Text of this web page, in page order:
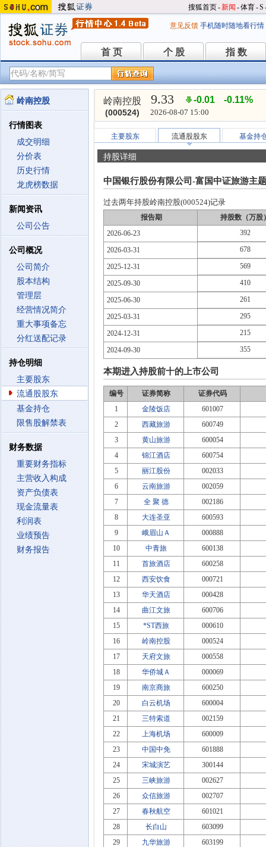
搜狐首页-新闻 -体育-S
意见反馈 手机随时随地看行情
首 页
首 页 个 股
个 股 指 数
指 数
岭南控股
行情图表
成交明细
分价表
历史行情
龙虎榜数据
新闻资讯
公司公告
公司概况
公司简介
股本结构
管理层
经营情况简介
重大事项备忘
分红送配记录
持仓明细
主要股东
流通股股东
基金持仓
限售股解禁表
财务数据
重要财务指标
主营收入构成
资产负债表
现金流量表
利润表
业绩预告
财务报告
岭南控股
(000524)
9.33 -0.01 -0.11%
2026-08-07 15:00
主要股东 流通股股东 基金持
持股详细
中国银行股份有限公司-富国中证旅游主
过去两年持股岭南控股(000524)记录
报告期
持股数（万股
2026-06-23
392
2026-03-31 678
2025-12-31 569
2025-09-30 410
2025-06-30 261
2025-03-31 295
2024-12-31 215
2024-09-30 355
本期进入持股前十的上市公司
编号 证券简称
证券代码
1
金陵饭店
601007
2
西藏旅游
600749
3
黄山旅游
600054
4
锦江酒店
600754
5
丽江股份
002033
6
云南旅游
002059
7
全 聚 德
002186
8
大连圣亚
600593
9
峨眉山Ａ
000888
10
中青旅
600138
11
首旅酒店
600258
12
西安饮食
000721
13
华天酒店
000428
14
曲江文旅
600706
15
*ST西旅
000610
16
岭南控股
000524
17
天府文旅
000558
18
华侨城Ａ
000069
19
南京商旅
600250
20
白云机场
600004
21
三特索道
002159
22
上海机场
600009
23
中国中免
601888
24
宋城演艺
300144
25
三峡旅游
002627
26
众信旅游
002707
27
春秋航空
601021
28
长白山
603099
29
九华旅游
603199